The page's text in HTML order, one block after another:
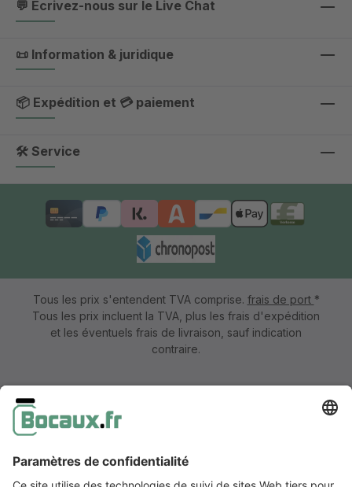
💬 Écrivez-nous sur le Live Chat
📜 Information & juridique
📦 Expédition et 💳 paiement
🛠 Service
Tous les prix s'entendent TVA comprise. frais de port *
Tous les prix incluent la TVA, plus les frais d'expédition
et les éventuels frais de livraison, sauf indication
contraire.
Information & formulaire de rétractation
CGV avec informations aux clients
Déclaration de confidentialité
Accessibilité